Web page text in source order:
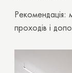
Рекомендація:
проходів і